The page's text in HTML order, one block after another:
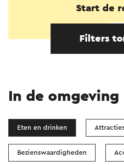
Start de
Filters
In de omgeving
Eten en drinken
Bezienswaardigheden